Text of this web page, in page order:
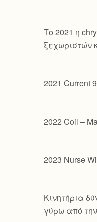
Το 2021 η
ξεχωριστών
2021 Current
2022 Coil –
2023 Nurse
Κινητήρια
γύρω από